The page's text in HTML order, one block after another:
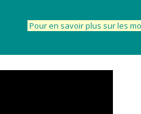
Pour en savoir plus sur les